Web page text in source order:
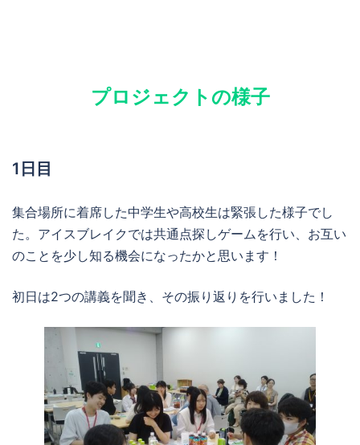
プロジェクトの様子
1日目
集合場所に着席した中学生や高校生は緊張した様子でし
た。アイスブレイクでは共通点探しゲームを行い、お互い
のことを少し知る機会になったかと思います！
初日は2つの講義を聞き、その振り返りを行いました！